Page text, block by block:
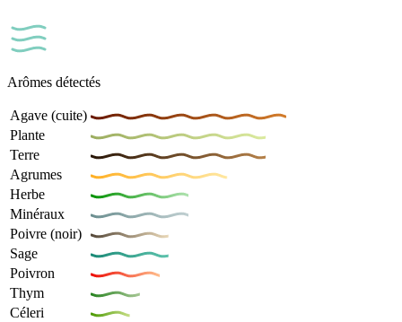
Arômes détectés
Agave (cuite)
Plante
Terre
Agrumes
Herbe
Minéraux
Poivre (noir)
Sage
Poivron
Thym
Céleri